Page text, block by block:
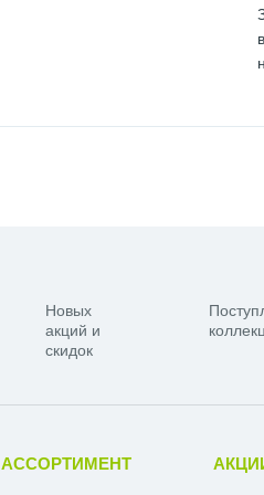
Новых
акций и
скидок
АССОРТИМЕНТ